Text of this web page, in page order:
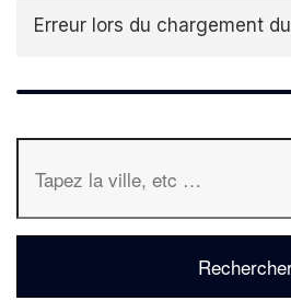
Erreur lors du chargement